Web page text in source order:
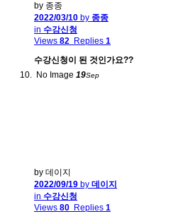
by 종종
2022/03/10 by 종종
in 수강신청
Views 82 Replies 1
수강신청이 된 것인가요??
No Image 19Sep
by 데이지
2022/09/19 by 데이지
in 수강신청
Views 80 Replies 1